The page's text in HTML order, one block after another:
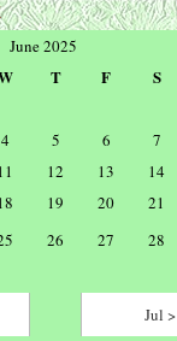
June 2025
T F S
4 5 6 7
12 13 14
19 20 21
26 27 28
Jul >